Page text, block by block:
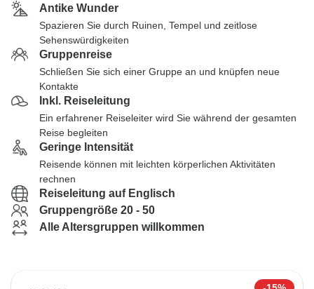
Antike Wunder
Spazieren Sie durch Ruinen, Tempel und zeitlose
Sehenswürdigkeiten
Gruppenreise
Schließen Sie sich einer Gruppe an und knüpfen neue
Kontakte
Inkl. Reiseleitung
Ein erfahrener Reiseleiter wird Sie während der gesamten
Reise begleiten
Geringe Intensität
Reisende können mit leichten körperlichen Aktivitäten
rechnen
Reiseleitung auf Englisch
Gruppengröße 20 - 50
Alle Altersgruppen willkommen